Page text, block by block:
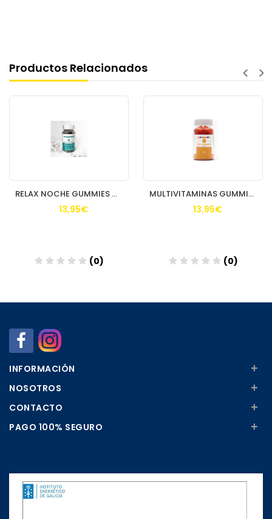
Productos Relacionados
RELAX NOCHE GUMMIES MINIMELIS FRAMBUESA 60 UND
13,95€
(0)
MULTIVITAMINAS GUMMIES KIDS MINIMELIS 60 UND
13,95€
(0)
INFORMACIÓN +
NOSOTROS +
CONTACTO +
PAGO 100% SEGURO +